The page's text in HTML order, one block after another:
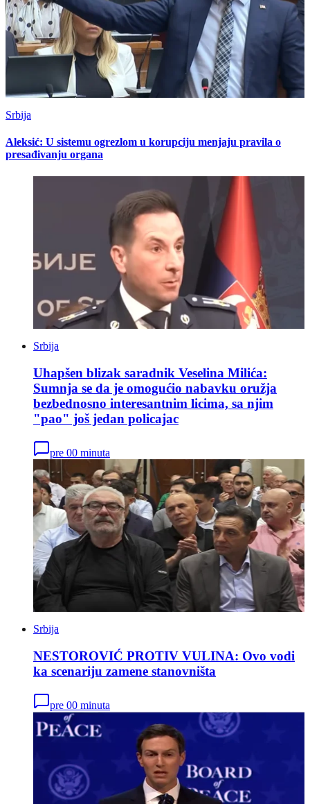
Srbija
Aleksić: U sistemu ogrezlom u korupciju menjaju pravila o
presađivanju organa
Srbija
Uhapšen blizak saradnik Veselina Milića:
Sumnja se da je omogućio nabavku oružja
bezbednosno interesantnim licima, sa njim
"pao" još jedan policajac
pre 00 minuta
Srbija
NESTOROVIĆ PROTIV VULINA: Ovo vodi
ka scenariju zamene stanovništa
pre 00 minuta